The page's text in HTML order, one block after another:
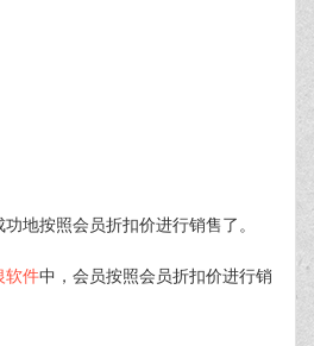
地按照会员折扣价进行销售了。
软件中，会员按照会员折扣价进行销